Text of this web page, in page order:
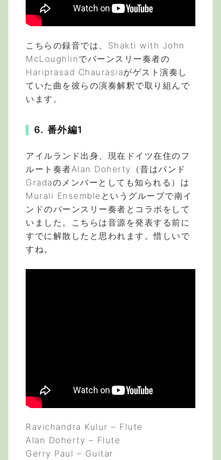
こちらの録音では、Shakti with John
McLoughlinでバーンスリー奏者の
Hariprasad Chaurasiaがゲスト演奏し
ていた曲を彼らの演奏解釈で取り組んで
います。
6. 番外編1
アイルランド出身、現在ドイツ在住のフ
ルート奏者Alan Doherty（昔はバンド
Gradaのメンバーとしても知られる）は
Murali Ensembleというグループで南イ
ンドのバーンスリー奏者とコラボをして
いました。こちらは音源を発表する前に
すでに解散したと思われます。惜しいで
すね。
Ravichandra Kulur – Flute
Alan Doherty – Flute
Gerry Paul – Guitar